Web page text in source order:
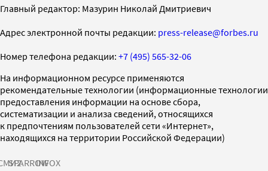
Главный редактор: Мазурин Николай Дмитриевич
Адрес электронной почты редакции: press-release@forbes.ru
Номер телефона редакции: +7 (495) 565-32-06
На информационном ресурсе применяются
рекомендательные технологии (информационные технологии
предоставления информации на основе сбора,
систематизации и анализа сведений, относящихся
к предпочтениям пользователей сети «Интернет»,
находящихся на территории Российской Федерации)
SPARROWINFOX